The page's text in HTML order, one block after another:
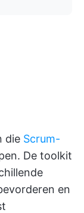
die Scrum-
De toolkit
en